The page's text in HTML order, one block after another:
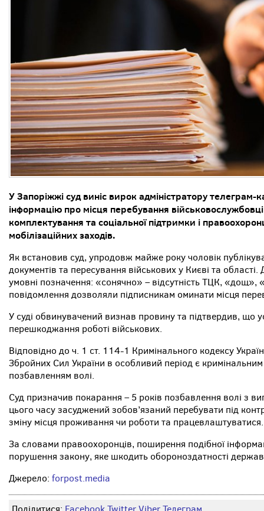
У Запоріжжі суд виніс вирок адміністратору
інформацію про місця перебування
комплектування та соціальної підтримки і
мобілізаційних заходів.
Як встановив суд, упродовж майже року чоловік
документів та пересування військових у Києві та
умовні позначення: «сонячно» – відсутність ТЦК, «дощ»,
повідомлення дозволяли підписникам оминати місця
У суді обвинувачений визнав провину та підтвердив, що
перешкоджання роботі військових.
Відповідно до ч. 1 ст. 114-1 Кримінального кодексу
Збройних Сил України в особливий період є
позбавленням волі.
Суд призначив покарання – 5 років позбавлення волі з
цього часу засуджений зобов’язаний перебувати під
зміну місця проживання чи роботи та працевлаштуватися.
За словами правоохоронців, поширення подібної
порушення закону, яке шкодить обороноздатності
Джерело: forpost.media